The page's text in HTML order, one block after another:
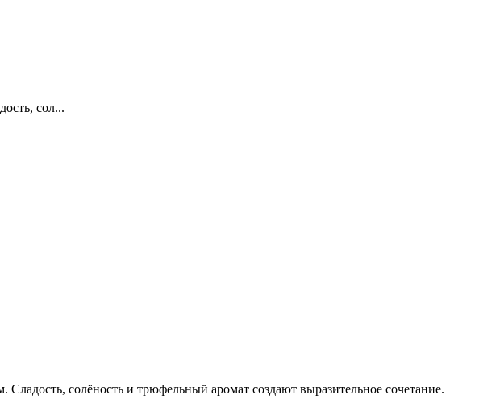
сол...
солёность и трюфельный аромат создают выразительное сочетание.